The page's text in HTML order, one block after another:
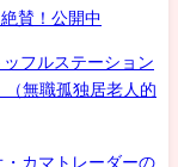
賛！公開中
フルステーション
（無職孤独居老人的
カマトレーダーの